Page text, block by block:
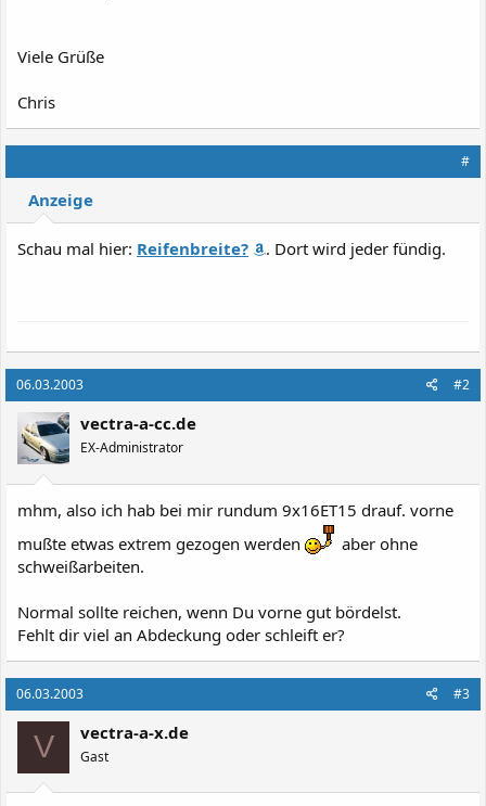
Viele Grüße
Chris
#
Anzeige
Schau mal hier: Reifenbreite? . Dort wird jeder fündig.
06.03.2003 #2
vectra-a-cc.de
EX-Administrator
mhm, also ich hab bei mir rundum 9x16ET15 drauf. vorne
mußte etwas extrem gezogen werden
aber ohne
schweißarbeiten.
Normal sollte reichen, wenn Du vorne gut bördelst.
Fehlt dir viel an Abdeckung oder schleift er?
06.03.2003 #3
V vectra-a-x.de
Gast